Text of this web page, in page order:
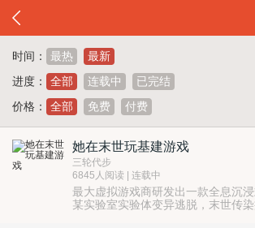
时间： 最热
最新
进度：
全部 连载中
已完结
价格：
全部 免费 付费
她在末世玩基建游戏
三轮代步
6845人阅读 | 连载中
最大虚拟游戏商研发出一款全息沉
某实验室实验体变异逃脱，末世传